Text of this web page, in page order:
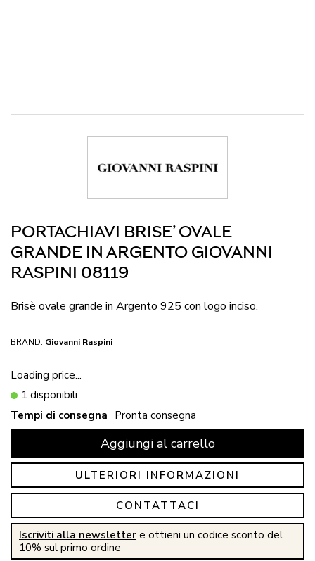
PORTACHIAVI BRISE’ OVALE
GRANDE IN ARGENTO GIOVANNI
RASPINI 08119
Brisè ovale grande in Argento 925 con logo inciso.
BRAND: Giovanni Raspini
Loading price...
1 disponibili
Tempi di consegna Pronta consegna
Aggiungi al carrello
ULTERIORI INFORMAZIONI
CONTATTACI
Iscriviti alla newsletter e ottieni un codice sconto del
10% sul primo ordine